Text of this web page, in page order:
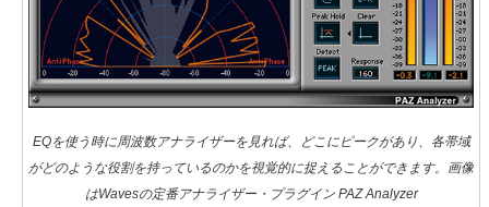
EQを使う時に周波数アナライザーを見れば、どこにピークがあり、各帯域
がどのような役割を持っているのかを視覚的に捉えることができます。画像
はWavesの定番アナライザー・プラグイン PAZ Analyzer